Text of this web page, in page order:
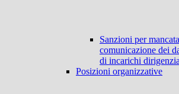
Sanzioni per
comunicazione dei
di incarichi
Posizioni organizzative